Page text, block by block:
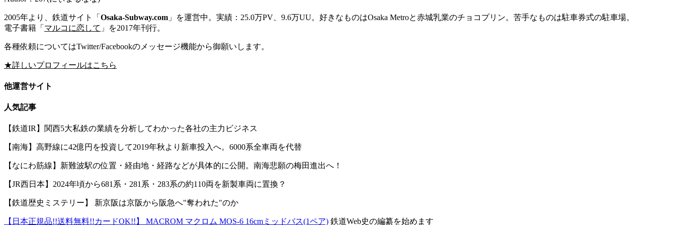
2005年より、鉄道サイト「 Osaka-Subway.com 」を運営中。実績：25.0万PV、9.6万UU。好きなものはOsaka Metroと赤城乳業のチョコプリン。苦手なものは駐車券式の駐車場。
電子書籍「 マルコに恋して 」を2017年刊行。
各種依頼についてはTwitter/Facebookのメッセージ機能から御願いします。
★詳しいプロフィールはこちら
他運営サイト
人気記事
【鉄道IR】関西5大私鉄の業績を分析してわかった各社の主力ビジネス
【南海】高野線に42億円を投資して2019年秋より新車投入へ。6000系全車両を代替
【なにわ筋線】新難波駅の位置・経由地・経路などが具体的に公開。南海悲願の梅田進出へ！
【JR西日本】2024年頃から681系・281系・283系の約110両を新製車両に置換？
【鉄道歴史ミステリー】 新京阪は京阪から阪急へ"奪われた"のか
【日本正規品!!送料無料!!カードOK!!】 MACROM マクロム MOS-6 16cmミッドバス(1ペア) 鉄道Web史の編纂を始めます